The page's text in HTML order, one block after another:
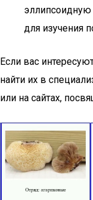
эллипсоидную
для изучения
Если вас
найти их в
или на сайтах,